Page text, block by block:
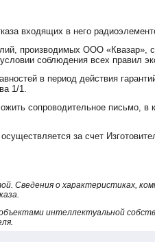
входящих в него
производимых ООО «Квазар»,
соблюдения всех правил
в период действия
1/1.
сопроводительное письмо,
за счет
Сведения о характеристиках,
интеллектуальной